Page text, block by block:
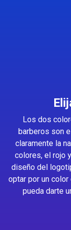
Los dos
barberos son
claramente la
colores, el rojo
diseño del
optar por un
pueda darte